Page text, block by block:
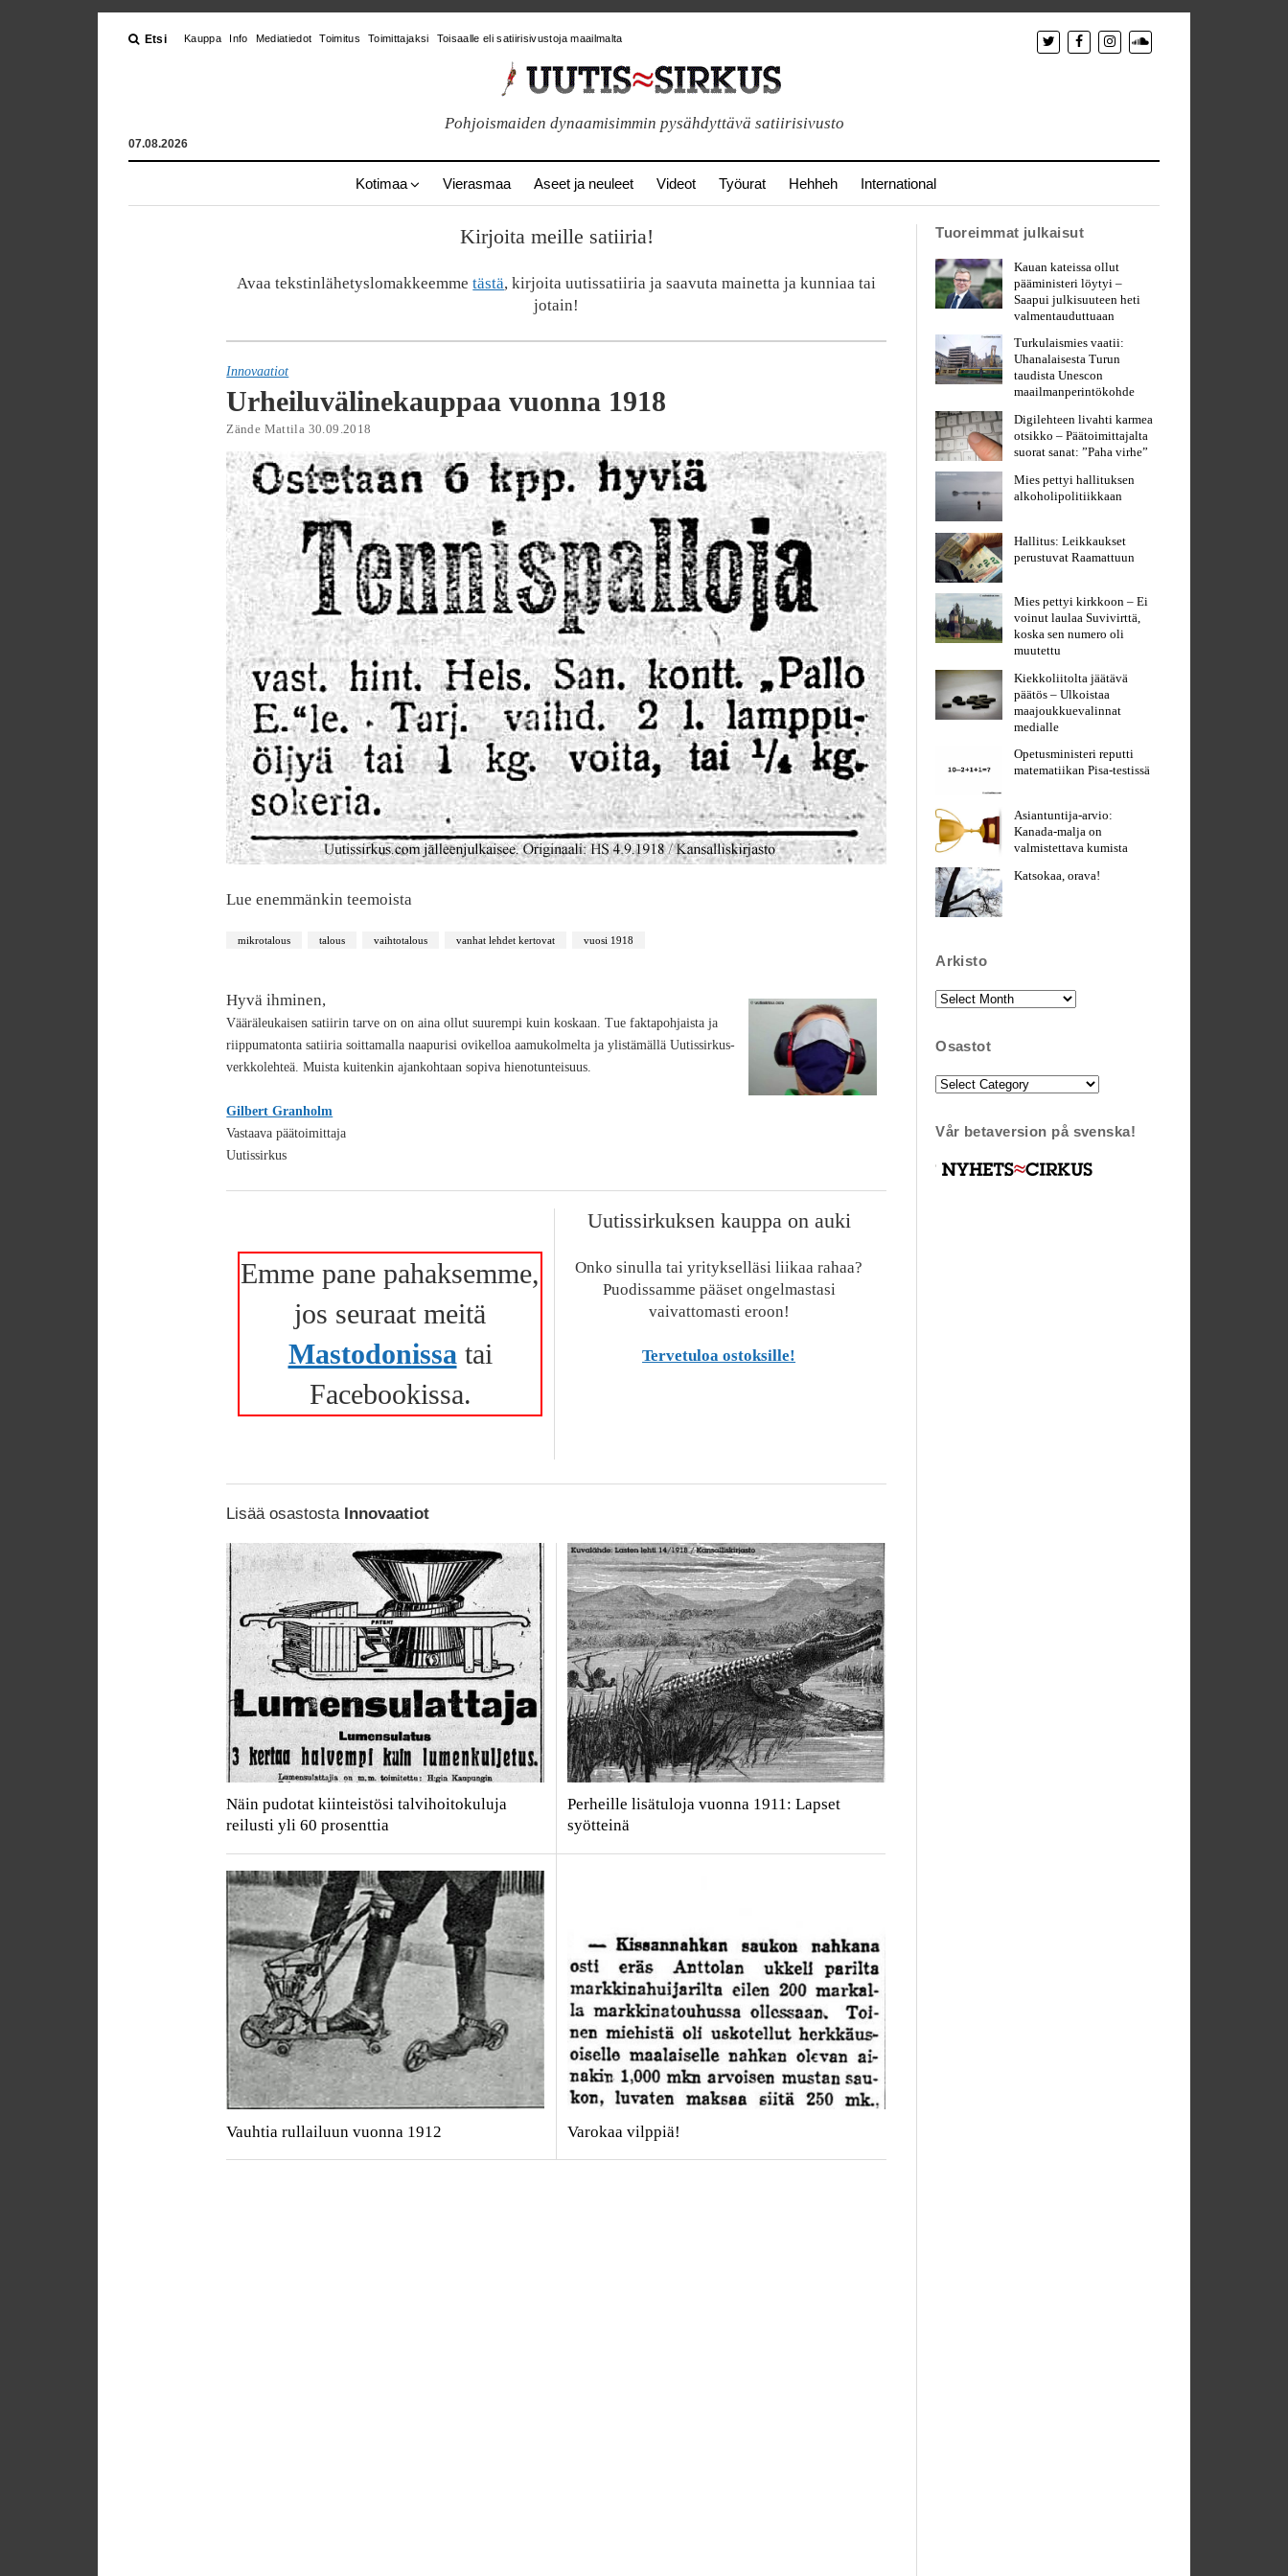
Etsi Kauppa Info Mediatiedot Toimitus Toimittajaksi Toisaalle eli satiirisivustoja maailmalta
07.08.2026
Pohjoismaiden dynaamisimmin pysähdyttävä satiirisivusto
Kotimaa Vierasmaa Aseet ja neuleet Videot Työurat Hehheh International
Kirjoita meille satiiria!
Avaa tekstinlähetyslomakkeemmetästä, kirjoita uutissatiiria ja saavuta mainetta ja kunniaa tai
jotain!
Innovaatiot
Urheiluvälinekauppaa vuonna 1918
Zände Mattila 30.09.2018
Lue enemmänkin teemoista
mikrotalous talous vaihtotalous vanhat lehdet kertovat vuosi 1918
Hyvä ihminen,
Vääräleukaisen satiirin tarve on on aina ollut suurempi kuin koskaan. Tue faktapohjaista ja
riippumatonta satiiria soittamalla naapurisi ovikelloa aamukolmelta ja ylistämällä Uutissirkus-
verkkolehteä. Muista kuitenkin ajankohtaan sopiva hienotunteisuus.
Gilbert Granholm
Vastaava päätoimittaja
Uutissirkus
Emme pane pahaksemme,
jos seuraat meitä
Mastodonissa tai
Facebookissa.
Uutissirkuksen kauppa on auki
Onko sinulla tai yritykselläsi liikaa rahaa?
Puodissamme pääset ongelmastasi
vaivattomasti eroon!
Tervetuloa ostoksille!
Lisää osastosta Innovaatiot
Näin pudotat kiinteistösi talvihoitokuluja
reilusti yli 60 prosenttia
Perheille lisätuloja vuonna 1911: Lapset
syötteinä
Vauhtia rullailuun vuonna 1912 Varokaa vilppiä!
Tuoreimmat julkaisut
Kauan kateissa ollut
pääministeri löytyi –
Saapui julkisuuteen heti
valmentauduttuaan
Turkulaismies vaatii:
Uhanalaisesta Turun
taudista Unescon
maailmanperintökohde
Digilehteen livahti karmea
otsikko – Päätoimittajalta
suorat sanat: ”Paha virhe”
Mies pettyi hallituksen
alkoholipolitiikkaan
Hallitus: Leikkaukset
perustuvat Raamattuun
Mies pettyi kirkkoon – Ei
voinut laulaa Suvivirttä,
koska sen numero oli
muutettu
Kiekkoliitolta jäätävä
päätös – Ulkoistaa
maajoukkuevalinnat
medialle
Opetusministeri reputti
matematiikan Pisa-testissä
Asiantuntija-arvio:
Kanada-malja on
valmistettava kumista
Katsokaa, orava!
Arkisto
Arkisto
Osastot
Osastot
Vår betaversion på svenska!